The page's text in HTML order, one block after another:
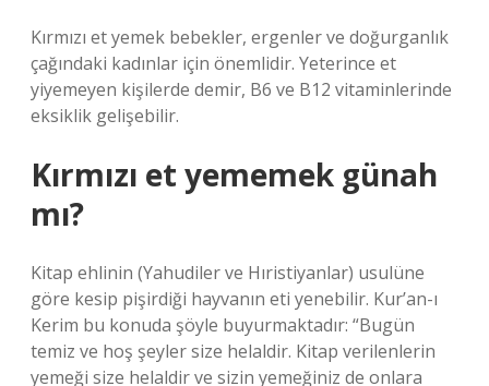
Kırmızı et yemek bebekler, ergenler ve doğurganlık
çağındaki kadınlar için önemlidir. Yeterince et
yiyemeyen kişilerde demir, B6 ve B12 vitaminlerinde
eksiklik gelişebilir.
Kırmızı et yememek günah
mı?
Kitap ehlinin (Yahudiler ve Hıristiyanlar) usulüne
göre kesip pişirdiği hayvanın eti yenebilir. Kur’an-ı
Kerim bu konuda şöyle buyurmaktadır: “Bugün
temiz ve hoş şeyler size helaldir. Kitap verilenlerin
yemeği size helaldir ve sizin yemeğiniz de onlara